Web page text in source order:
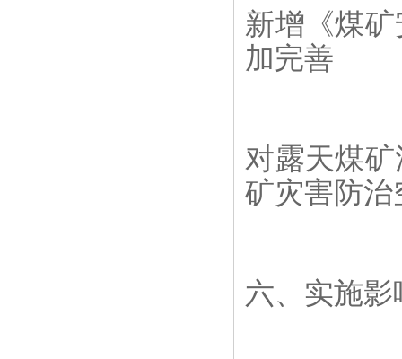
新增《煤
加完善
对露天煤
矿灾害防治
六、实施